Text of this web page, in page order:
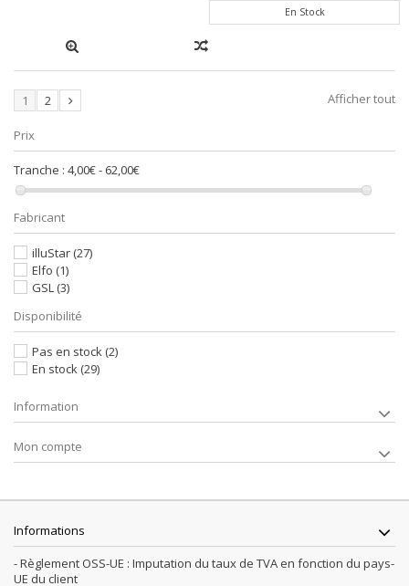
En Stock
Afficher tout
1 2
Prix
Tranche : 4,00€ - 62,00€
Fabricant
illuStar (27)
Elfo (1)
GSL (3)
Disponibilité
Pas en stock (2)
En stock (29)
Information
Mon compte
Informations
- Règlement OSS-UE : Imputation du taux de TVA en fonction du pays-
UE du client